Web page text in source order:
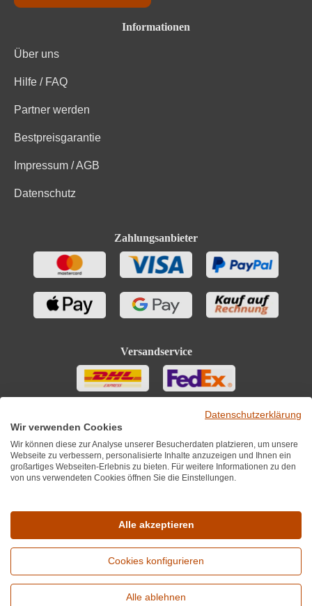
Informationen
Über uns
Hilfe / FAQ
Partner werden
Bestpreisgarantie
Impressum / AGB
Datenschutz
Zahlungsanbieter
Versandservice
*Alle Preise inkl. MwST zzgl. 5,90€ Versandkosten je Winzer.
Versandkostenfrei ab 12 Flaschen je Winzer.
Datenschutzerklärung
Wir verwenden Cookies
Wir können diese zur Analyse unserer Besucherdaten platzieren, um unsere
Webseite zu verbessern, personalisierte Inhalte anzuzeigen und Ihnen ein
großartiges Webseiten-Erlebnis zu bieten. Für weitere Informationen zu den
von uns verwendeten Cookies öffnen Sie die Einstellungen.
Alle akzeptieren
Cookies konfigurieren
Alle ablehnen